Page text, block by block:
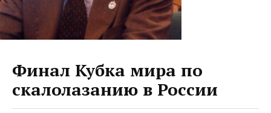
Финал Кубка мира по
скалолазанию в России